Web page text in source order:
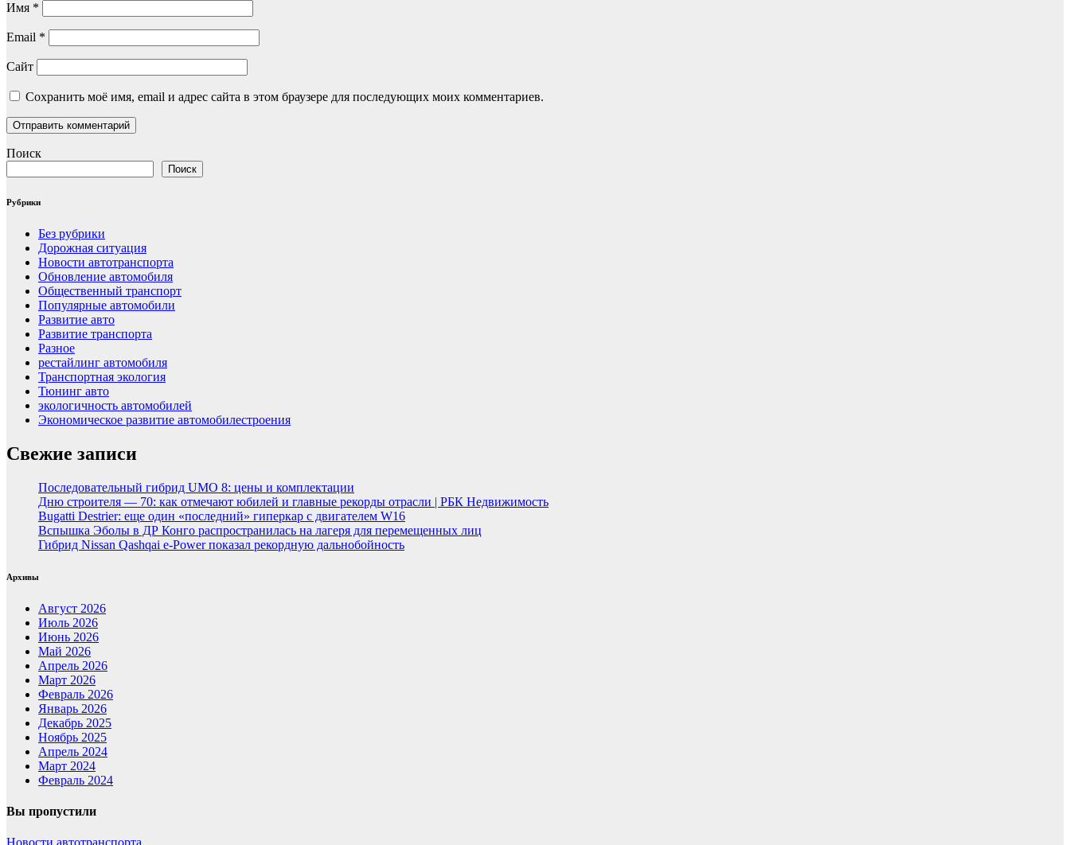
Имя *
Email *
Сайт
Сохранить моё имя, email и адрес сайта в этом браузере для последующих моих комментариев.
Поиск
Поиск
Рубрики
Без рубрики
Дорожная ситуация
Новости автотранспорта
Обновление автомобиля
Общественный транспорт
Популярные автомобили
Развитие авто
Развитие транспорта
Разное
рестайлинг автомобиля
Транспортная экология
Тюнинг авто
экологичность автомобилей
Экономическое развитие автомобилестроения
Свежие записи
Последовательный гибрид UMO 8: цены и комплектации
Дню строителя — 70: как отмечают юбилей и главные рекорды отрасли | РБК Недвижимость
Bugatti Destrier: еще один «последний» гиперкар с двигателем W16
Вспышка Эболы в ДР Конго распространилась на лагеря для перемещенных лиц
Гибрид Nissan Qashqai e-Power показал рекордную дальнобойность
Архивы
Август 2026
Июль 2026
Июнь 2026
Май 2026
Апрель 2026
Март 2026
Февраль 2026
Январь 2026
Декабрь 2025
Ноябрь 2025
Апрель 2024
Март 2024
Февраль 2024
Вы пропустили